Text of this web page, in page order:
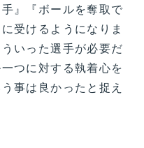
』『ボールを奪取で
受けるようになりま
いった選手が必要だ
つに対する執着心を
事は良かったと捉え